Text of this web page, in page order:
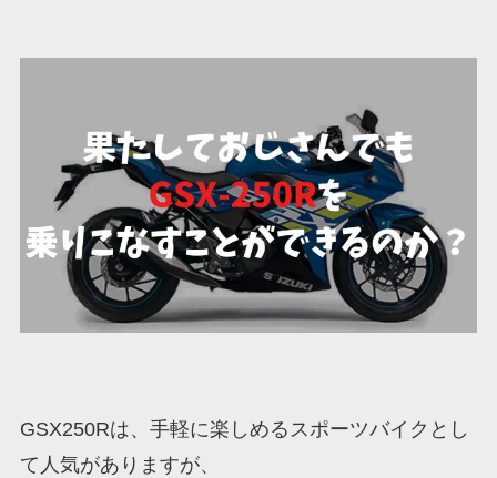
GSX250Rは、手軽に楽しめるスポーツバイクとし
て人気がありますが、